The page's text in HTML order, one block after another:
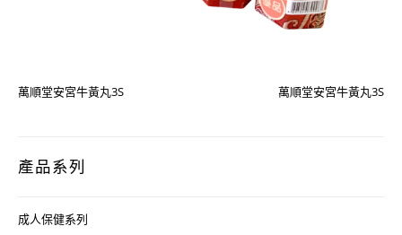
萬順堂安宮牛黃丸3S 萬順堂安宮牛黃丸3S
產品系列
成人保健系列